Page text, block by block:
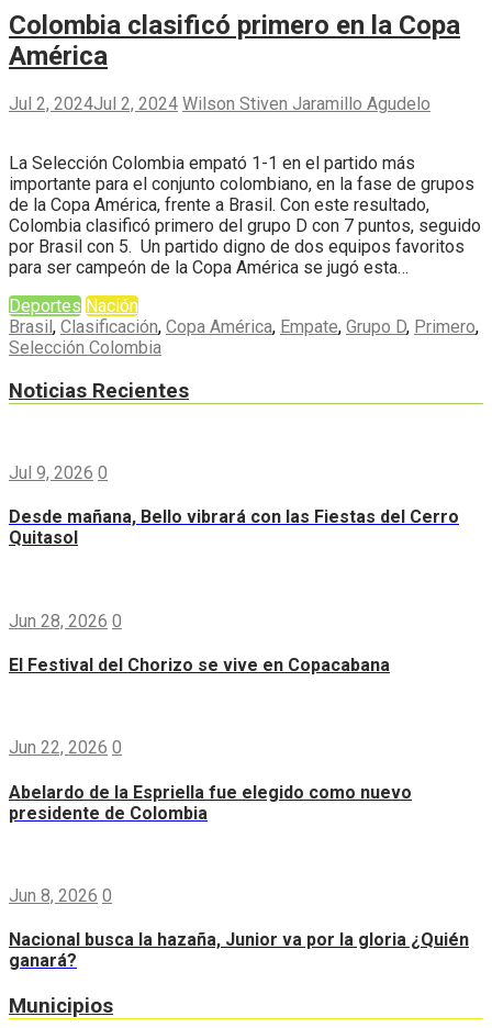
Colombia clasificó primero en la Copa
América
Jul 2, 2024Jul 2, 2024 Wilson Stiven Jaramillo Agudelo
La Selección Colombia empató 1-1 en el partido más
importante para el conjunto colombiano, en la fase de grupos
de la Copa América, frente a Brasil. Con este resultado,
Colombia clasificó primero del grupo D con 7 puntos, seguido
por Brasil con 5. Un partido digno de dos equipos favoritos
para ser campeón de la Copa América se jugó esta…
Deportes Nación
Brasil, Clasificación, Copa América, Empate, Grupo D, Primero,
Selección Colombia
Noticias Recientes
Jul 9, 2026 0
Desde mañana, Bello vibrará con las Fiestas del Cerro
Quitasol
Jun 28, 2026 0
El Festival del Chorizo se vive en Copacabana
Jun 22, 2026 0
Abelardo de la Espriella fue elegido como nuevo
presidente de Colombia
Jun 8, 2026 0
Nacional busca la hazaña, Junior va por la gloria ¿Quién
ganará?
Municipios